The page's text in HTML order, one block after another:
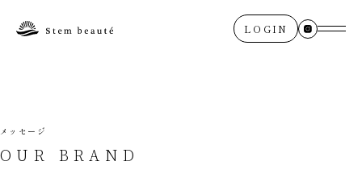
LOGIN
メッセージ
OUR BRAND